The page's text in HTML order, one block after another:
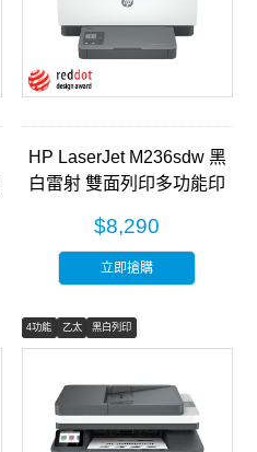
HP LaserJet M236sdw 黑
白雷射 雙面列印多功能印
$8,290
立即搶購
4功能 乙太 黑白列印